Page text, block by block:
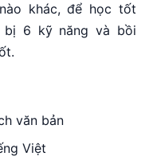
khác, để học tốt
bị 6 kỹ năng và bồi
văn bản
Việt